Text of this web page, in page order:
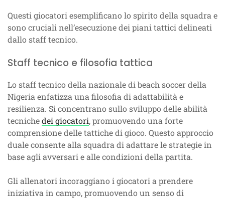
Questi giocatori esemplificano lo spirito della squadra e
sono cruciali nell’esecuzione dei piani tattici delineati
dallo staff tecnico.
Staff tecnico e filosofia tattica
Lo staff tecnico della nazionale di beach soccer della
Nigeria enfatizza una filosofia di adattabilità e
resilienza. Si concentrano sullo sviluppo delle abilità
tecnichedei giocatori, promuovendo una forte
comprensione delle tattiche di gioco. Questo approccio
duale consente alla squadra di adattare le strategie in
base agli avversari e alle condizioni della partita.
Gli allenatori incoraggiano i giocatori a prendere
iniziativa in campo, promuovendo un senso di